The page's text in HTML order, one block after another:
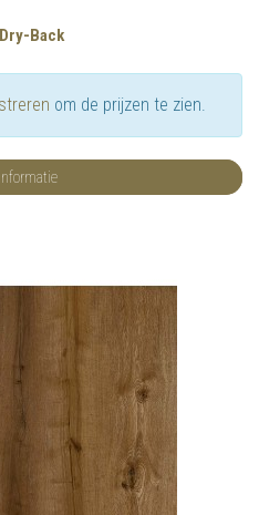
Back
om de prijzen te zien.